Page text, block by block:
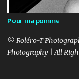
Pour ma pomme
© Roléro-T
Photography | All